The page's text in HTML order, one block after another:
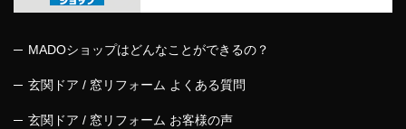
MADOショップはどんなことができるの？
玄関ドア / 窓リフォーム よくある質問
玄関ドア / 窓リフォーム お客様の声